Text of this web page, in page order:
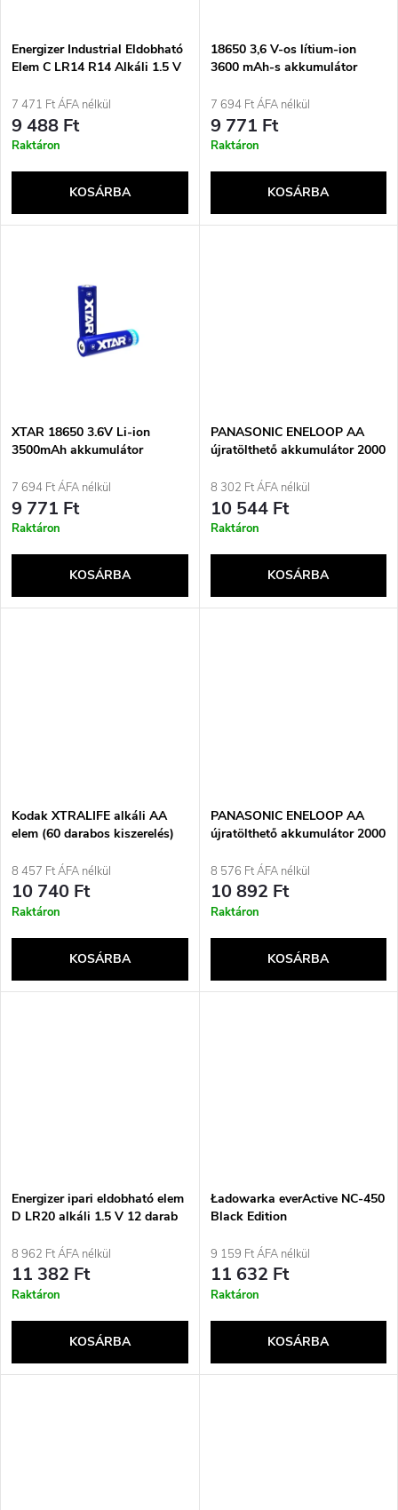
e
k
r
n
é
s
e
é
k
e
k
l
j
a
Energizer Industrial Eldobható
Elem C LR14 R14 Alkáli 1.5 V
7 471 Ft ÁFA nélkül
9 488 Ft
Raktáron
KOSÁRBA
18650 3,6 V-os lítium-ion
3600 mAh-s akkumulátor
7 694 Ft ÁFA nélkül
9 771 Ft
Raktáron
KOSÁRBA
XTAR 18650 3.6V Li-ion
3500mAh akkumulátor
7 694 Ft ÁFA nélkül
9 771 Ft
Raktáron
KOSÁRBA
PANASONIC ENELOOP AA
újratölthető akkumulátor 2000
8 302 Ft ÁFA nélkül
10 544 Ft
Raktáron
KOSÁRBA
Kodak XTRALIFE alkáli AA
elem (60 darabos kiszerelés)
8 457 Ft ÁFA nélkül
10 740 Ft
Raktáron
KOSÁRBA
PANASONIC ENELOOP AA
újratölthető akkumulátor 2000
3MCDE/4CP+TOK)
8 576 Ft ÁFA nélkül
10 892 Ft
Raktáron
KOSÁRBA
Energizer ipari eldobható elem
D LR20 alkáli 1.5 V 12 darab
8 962 Ft ÁFA nélkül
11 382 Ft
Raktáron
KOSÁRBA
Ładowarka everActive NC-450
Black Edition
9 159 Ft ÁFA nélkül
11 632 Ft
Raktáron
KOSÁRBA